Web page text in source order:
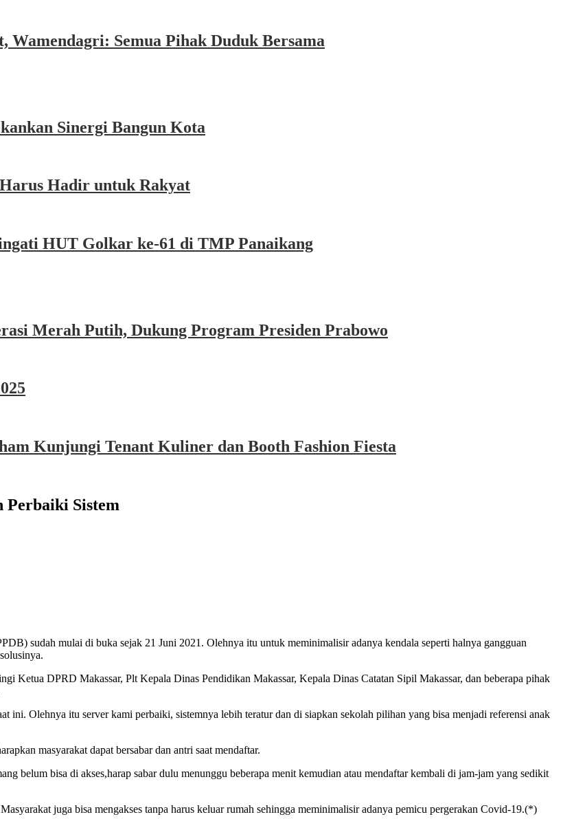
Wamendagri: Semua Pihak Duduk Bersama
Sinergi Bangun Kota
Hadir untuk Rakyat
HUT Golkar ke-61 di TMP Panaikang
Merah Putih, Dukung Program Presiden Prabowo
Kunjungi Tenant Kuliner dan Booth Fashion Fiesta
Perbaiki Sistem
sudah mulai di buka sejak 21 Juni 2021. Olehnya itu untuk meminimalisir adanya kendala seperti halnya gangguan
Ketua DPRD Makassar, Plt Kepala Dinas Pendidikan Makassar, Kepala Dinas Catatan Sipil Makassar, dan beberapa pihak
ini. Olehnya itu server kami perbaiki, sistemnya lebih teratur dan di siapkan sekolah pilihan yang bisa menjadi referensi anak
masyarakat dapat bersabar dan antri saat mendaftar.
belum bisa di akses,harap sabar dulu menunggu beberapa menit kemudian atau mendaftar kembali di jam-jam yang sedikit
juga bisa mengakses tanpa harus keluar rumah sehingga meminimalisir adanya pemicu pergerakan Covid-19.(*)